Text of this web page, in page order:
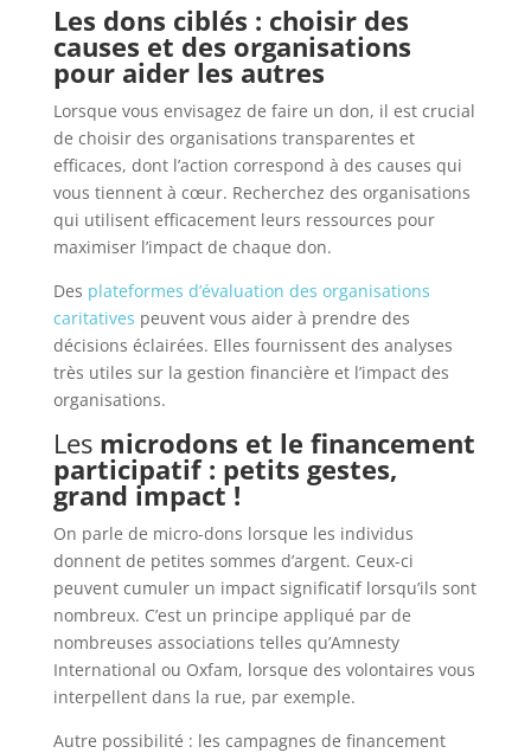
Les dons ciblés : choisir des
causes et des organisations
pour aider les autres
Lorsque vous envisagez de faire un don, il est crucial
de choisir des organisations transparentes et
efficaces, dont l’action correspond à des causes qui
vous tiennent à cœur. Recherchez des organisations
qui utilisent efficacement leurs ressources pour
maximiser l’impact de chaque don.
Des plateformes d’évaluation des organisations
caritatives peuvent vous aider à prendre des
décisions éclairées. Elles fournissent des analyses
très utiles sur la gestion financière et l’impact des
organisations.
Les microdons et le financement
participatif : petits gestes,
grand impact !
On parle de micro-dons lorsque les individus
donnent de petites sommes d’argent. Ceux-ci
peuvent cumuler un impact significatif lorsqu’ils sont
nombreux. C’est un principe appliqué par de
nombreuses associations telles qu’Amnesty
International ou Oxfam, lorsque des volontaires vous
interpellent dans la rue, par exemple.
Autre possibilité : les campagnes de financement